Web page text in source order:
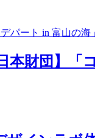
財団】「